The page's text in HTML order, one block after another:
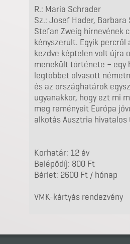
R.: Maria Schrader
Sz.: Josef Hader,
Stefan Zweig hírnevének
kényszerült. Egyik
kezdve képtelen volt újra
menekült története – egy
legtöbbet olvasott
és az országhatárok
ugyanakkor, hogy ezt mi
meg reményeit Európa
alkotás Ausztria
Korhatár: 12 év
Belépődíj: 800 Ft
Bérlet: 2600 Ft / hónap
VMK-kártyás rendezvény